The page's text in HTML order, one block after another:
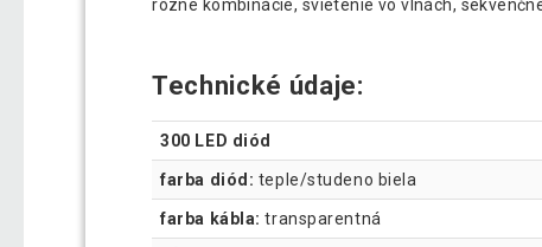
rôzne kombinácie, svietenie vo vlnách,
Technické údaje:
300 LED diód
farba diód: teple/studeno biela
farba kábla: transparentná